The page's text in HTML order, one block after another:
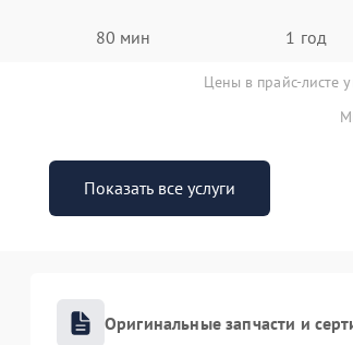
80 мин 1 год
Цены в прайс-листе
Показать все услуги
Оригинальные запчасти и